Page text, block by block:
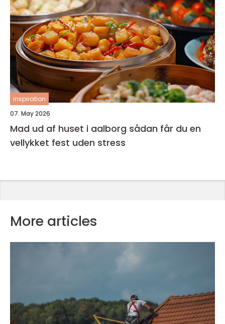
inspiration
07. May 2026
Mad ud af huset i aalborg sådan får du en
vellykket fest uden stress
More articles